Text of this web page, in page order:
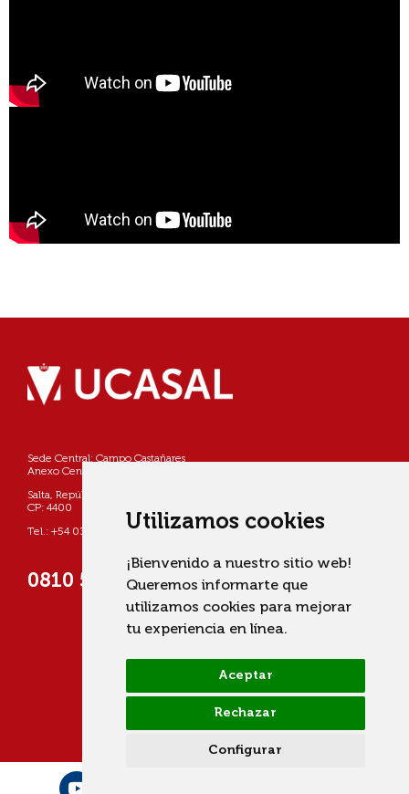
Utilizamos cookies
¡Bienvenido a nuestro sitio web!
Queremos informarte que
utilizamos cookies para mejorar
tu experiencia en línea.
Aceptar
Rechazar
Configurar
Sede Central: Campo Castañares
Anexo Centro: Pellegrini 790
Salta, República Argentina
CP: 4400
Tel.: +54 0387 4268800
0810 555 822725 (UCASAL)